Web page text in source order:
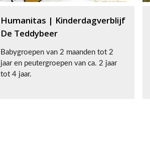
Humanitas | Kinderdagverblijf
De Teddybeer
Babygroepen van 2 maanden tot 2
jaar en peutergroepen van ca. 2 jaar
tot 4 jaar.